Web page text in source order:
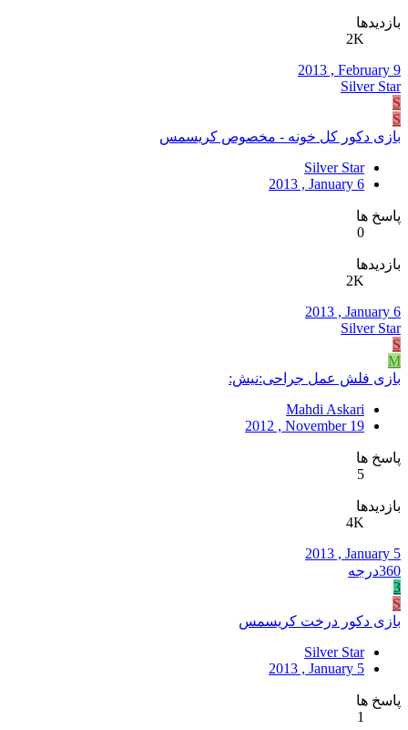
بازدیدها
2K
2013 , February 9
Silver Star
S
S
بازی دکور کل خونه - مخصوص کریسمس
Silver Star
2013 , January 6
پاسخ ها
0
بازدیدها
2K
2013 , January 6
Silver Star
S
M
بازی فلش عمل جراحی:نیش:
Mahdi Askari
2012 , November 19
پاسخ ها
5
بازدیدها
4K
2013 , January 5
360درجه
3
S
بازی دکور درخت کریسمس
Silver Star
2013 , January 5
پاسخ ها
1